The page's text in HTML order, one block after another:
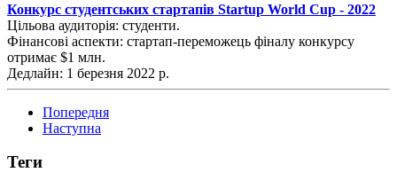
Конкурс студентських стартапів Startup World Cup - 2022
Цільова аудиторія: студенти.
Фінансові аспекти: стартап-переможець фіналу конкурсу
отримає $1 млн.
Дедлайн: 1 березня 2022 р.
Попередня
Наступна
Теги